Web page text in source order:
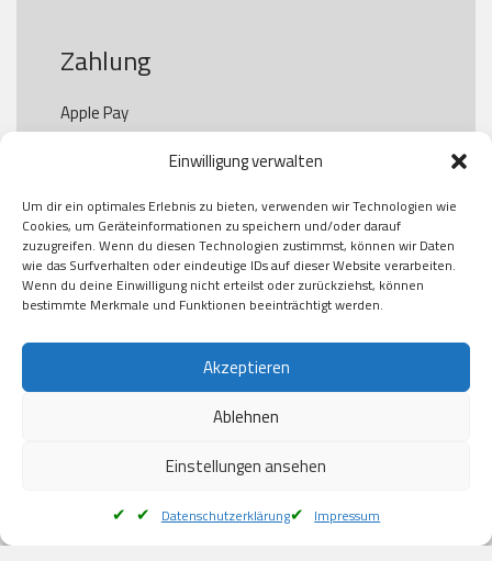
Einwilligung verwalten
Um dir ein optimales Erlebnis zu bieten, verwenden wir Technologien wie
Cookies, um Geräteinformationen zu speichern und/oder darauf
zuzugreifen. Wenn du diesen Technologien zustimmst, können wir Daten
wie das Surfverhalten oder eindeutige IDs auf dieser Website verarbeiten.
Wenn du deine Einwilligung nicht erteilst oder zurückziehst, können
bestimmte Merkmale und Funktionen beeinträchtigt werden.
Akzeptieren
Ablehnen
Einstellungen ansehen
Datenschutzerklärung Impressum
Zahlung
Apple Pay
Paypal
Kauf auf Rechung
Klarna
American Express